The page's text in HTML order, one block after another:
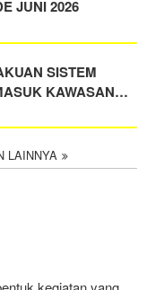
JUNI 2026
SISTEM
KAWASAN…
LAINNYA